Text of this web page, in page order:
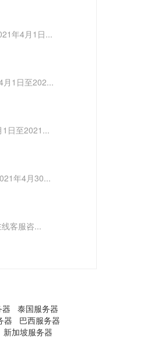
年4月1日...
月1日至202...
1日至2021...
年4月30...
客服咨...
器
泰国服务器
器
巴西服务器
新加坡服务器